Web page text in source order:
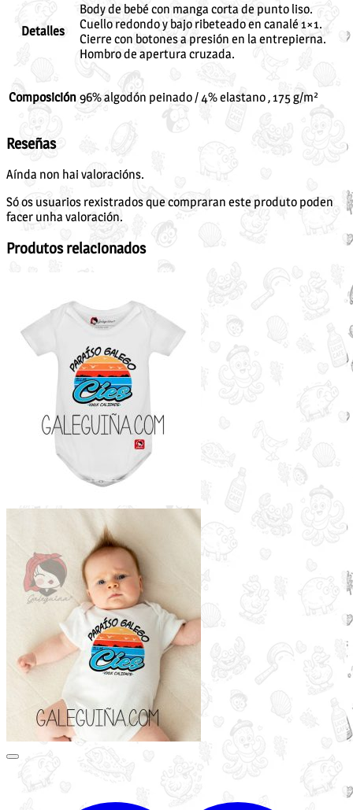
Detalles
Body de bebé con manga corta de punto liso.
Cuello redondo y bajo ribeteado en canalé 1×1.
Cierre con botones a presión en la entrepierna.
Hombro de apertura cruzada.
Composición 96% algodón peinado / 4% elastano , 175 g/m²
Reseñas
Aínda non hai valoracións.
Só os usuarios rexistrados que compraran este produto poden
facer unha valoración.
Produtos relacionados